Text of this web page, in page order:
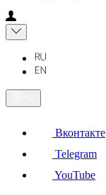
Вконтакте
Telegram
YouTube